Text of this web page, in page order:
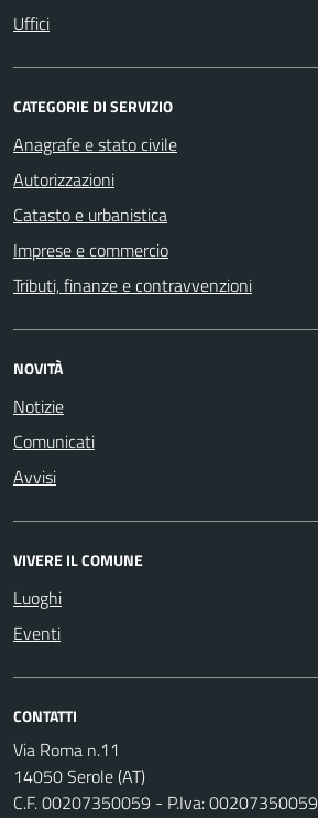
Uffici
CATEGORIE DI SERVIZIO
Anagrafe e stato civile
Autorizzazioni
Catasto e urbanistica
Imprese e commercio
Tributi, finanze e contravvenzioni
NOVITÀ
Notizie
Comunicati
Avvisi
VIVERE IL COMUNE
Luoghi
Eventi
CONTATTI
Via Roma n.11
14050 Serole (AT)
C.F. 00207350059 - P.Iva: 00207350059